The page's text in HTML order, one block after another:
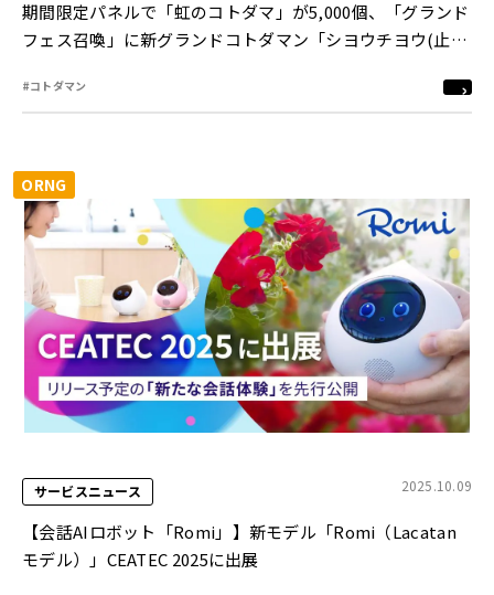
期間限定パネルで「虹のコトダマ」が5,000個、「グランド
フェス召喚」に新グランドコトダマン「シヨウチヨウ(止揚
WEB CMも公開！
#コトダマン
ORNG
サービスニュース 2025.10.09
【会話AIロボット「Romi」】新モデル「Romi（Lacatan
モデル）」CEATEC 2025に出展